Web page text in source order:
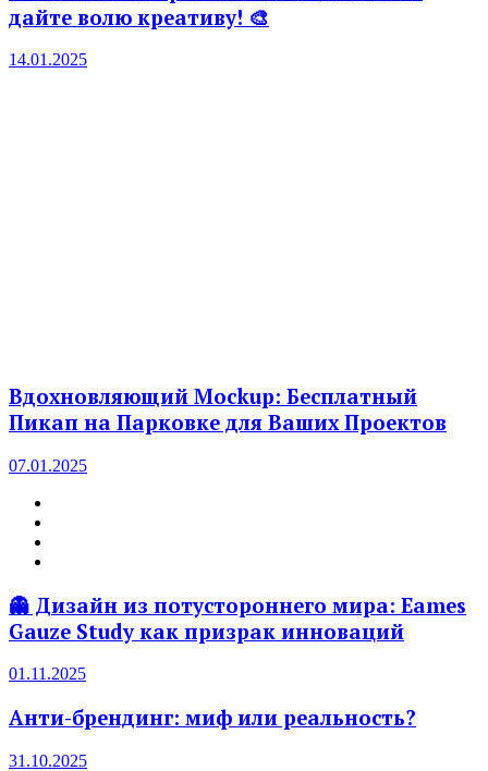
дайте волю креативу! 🎨
14.01.2025
Вдохновляющий Mockup: Бесплатный
Пикап на Парковке для Ваших Проектов
07.01.2025
👻 Дизайн из потустороннего мира: Eames
Gauze Study как призрак инноваций
01.11.2025
Анти-брендинг: миф или реальность?
31.10.2025